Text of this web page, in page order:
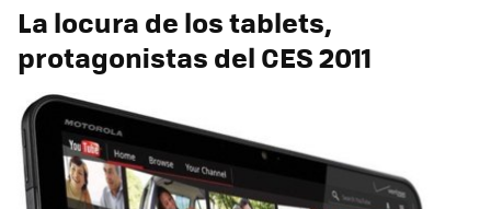
La locura de los tablets,
protagonistas del CES 2011